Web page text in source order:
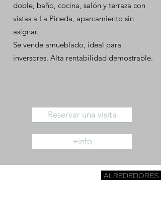
doble, baño, cocina, salón y terraza con
vistas a La Pineda, aparcamiento sin
asignar.
Se vende amueblado, ideal para
inversores. Alta rentabilidad demostrable.
Reservar una visita
+info
ALREDEDORES